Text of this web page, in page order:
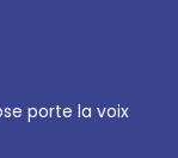
porte la voix